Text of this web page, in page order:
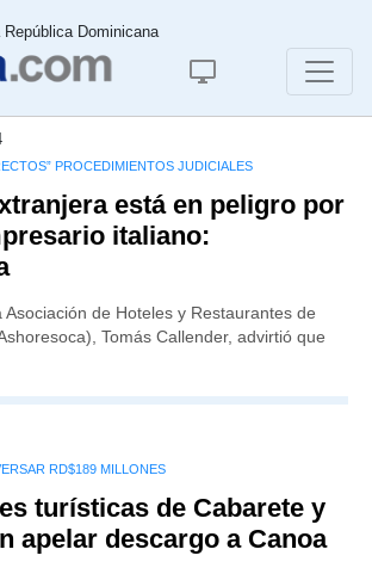
Dominicana
PROCEDIMIENTOS JUDICIALES
está en peligro por
italiano:
Asociación de Hoteles y Restaurantes de
Tomás Callender, advirtió que
RD$189 MILLONES
turísticas de Cabarete y
apelar descargo a Canoa